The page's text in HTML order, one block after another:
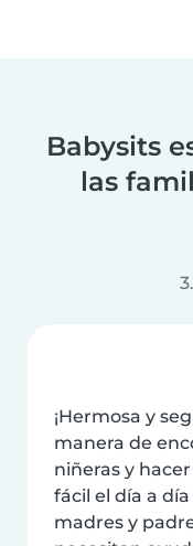
Babysits
las
¡Hermosa y
manera de
niñeras y
fácil el día a día
madres y